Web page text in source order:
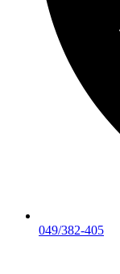
049/382-405